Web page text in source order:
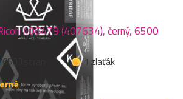
406479 (407634), černý, 6500
6500 stran
1 zlaťák